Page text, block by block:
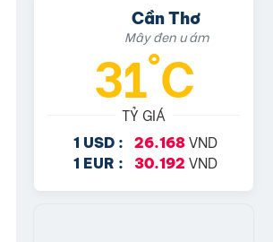
Cần Thơ
Mây đen u ám
31°C
TỶ GIÁ
1 USD : 26.168 VND
1 EUR : 30.192 VND